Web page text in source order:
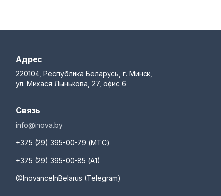
Адрес
220104, Республика Беларусь, г. Минск,
ул. Михася Лынькова, 27, офис 6
Связь
info@inova.by
+375 (29) 395-00-79 (МТС)
+375 (29) 395-00-85 (А1)
@InovanceInBelarus (Telegram)